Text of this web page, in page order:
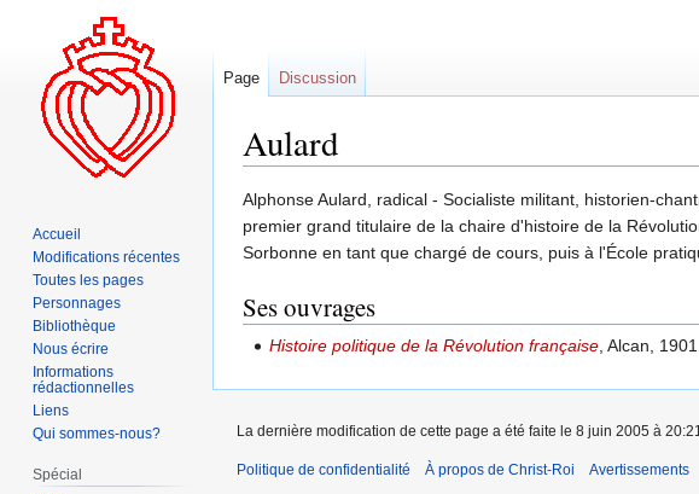
Aulard
Aller
à
la
Aller
à
la
Alphonse Aulard, radical - Socialiste militant, historien-
premier grand titulaire de la chaire d'histoire de la
Sorbonne en tant que chargé de cours, puis à l'École
Ses ouvrages
Histoire politique de la Révolution française , Alcan, 1901.
Page Discussion
Accueil
Modifications récentes
Toutes les pages
Personnages
Bibliothèque
Nous écrire
Informations
rédactionnelles
Liens
Qui sommes-nous?
Spécial
La dernière modification de cette page a été faite le 8 juin 2005 à
Politique de confidentialité À propos de Christ-Roi Avertissements